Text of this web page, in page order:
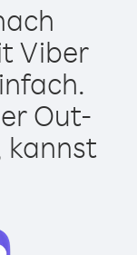
Viber
Out-
kannst